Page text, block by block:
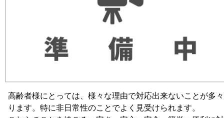
高齢者様にとっては、様々な理由で対応出来ないことが多
ります。特に非日常性のことでよく見受けられます。